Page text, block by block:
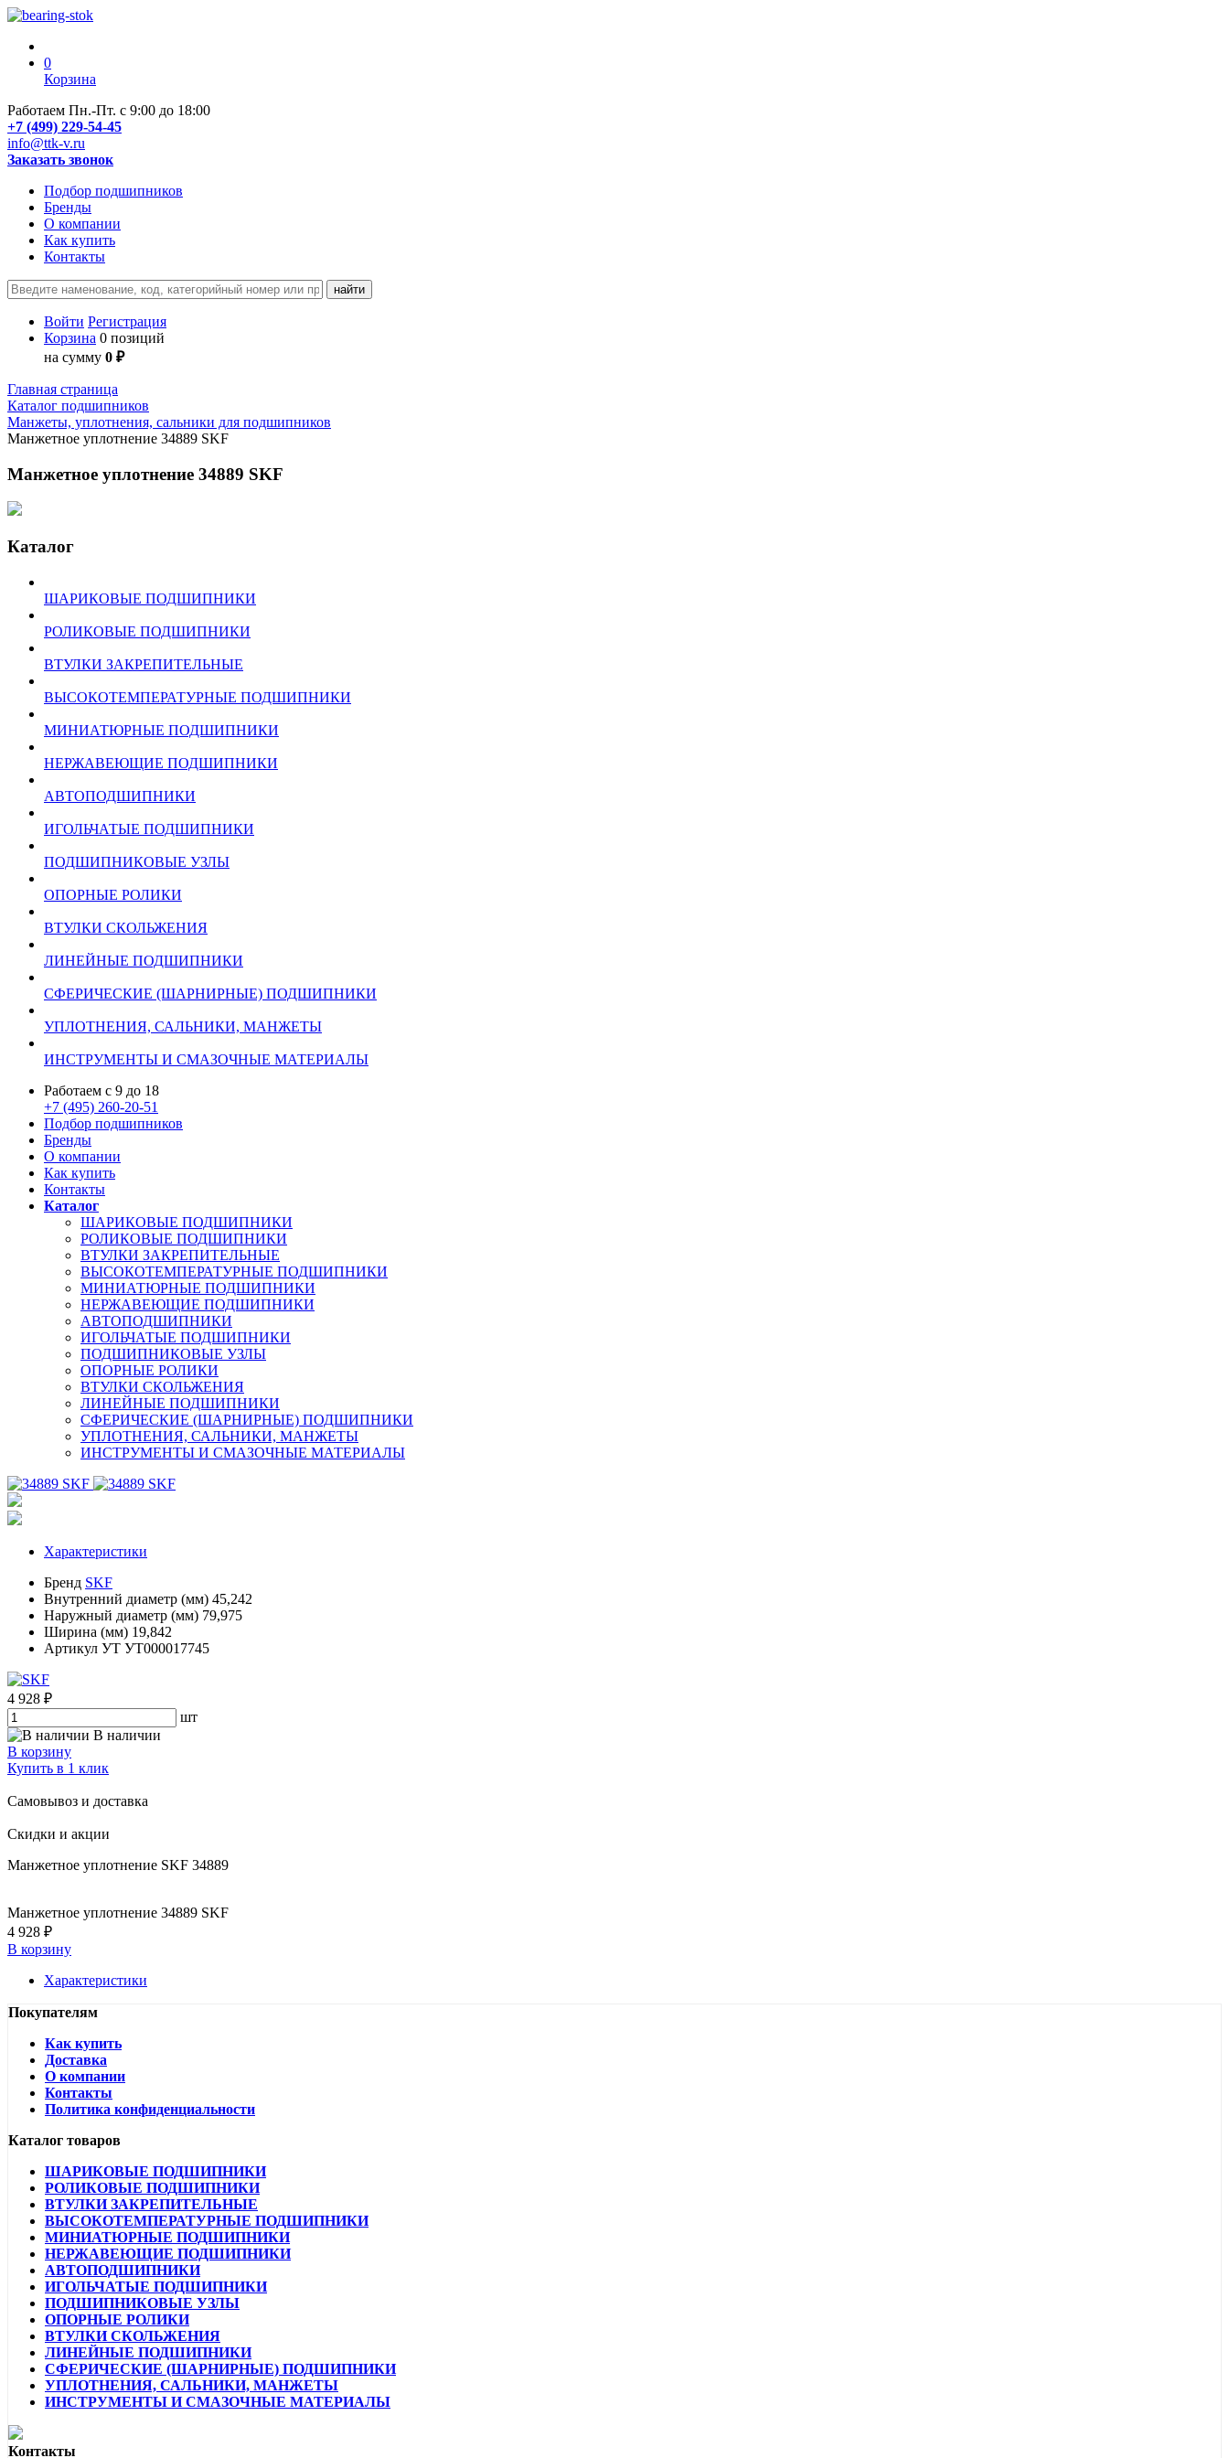
0
Корзина
Работаем Пн.-Пт. с 9:00 до 18:00
+7 (499) 229-54-45
info@ttk-v.ru
Заказать звонок
Подбор подшипников
Бренды
О компании
Как купить
Контакты
Войти Регистрация
Корзина 0 позиций
на сумму 0 ₽
Главная страница
Каталог подшипников
Манжеты, уплотнения, сальники для подшипников
Манжетное уплотнение 34889 SKF
Манжетное уплотнение 34889 SKF
Каталог
ШАРИКОВЫЕ ПОДШИПНИКИ
РОЛИКОВЫЕ ПОДШИПНИКИ
ВТУЛКИ ЗАКРЕПИТЕЛЬНЫЕ
ВЫСОКОТЕМПЕРАТУРНЫЕ ПОДШИПНИКИ
МИНИАТЮРНЫЕ ПОДШИПНИКИ
НЕРЖАВЕЮЩИЕ ПОДШИПНИКИ
АВТОПОДШИПНИКИ
ИГОЛЬЧАТЫЕ ПОДШИПНИКИ
ПОДШИПНИКОВЫЕ УЗЛЫ
ОПОРНЫЕ РОЛИКИ
ВТУЛКИ СКОЛЬЖЕНИЯ
ЛИНЕЙНЫЕ ПОДШИПНИКИ
СФЕРИЧЕСКИЕ (ШАРНИРНЫЕ) ПОДШИПНИКИ
УПЛОТНЕНИЯ, САЛЬНИКИ, МАНЖЕТЫ
ИНСТРУМЕНТЫ И СМАЗОЧНЫЕ МАТЕРИАЛЫ
Работаем с 9 до 18
+7 (495) 260-20-51
Подбор подшипников
Бренды
О компании
Как купить
Контакты
Каталог
ШАРИКОВЫЕ ПОДШИПНИКИ
РОЛИКОВЫЕ ПОДШИПНИКИ
ВТУЛКИ ЗАКРЕПИТЕЛЬНЫЕ
ВЫСОКОТЕМПЕРАТУРНЫЕ ПОДШИПНИКИ
МИНИАТЮРНЫЕ ПОДШИПНИКИ
НЕРЖАВЕЮЩИЕ ПОДШИПНИКИ
АВТОПОДШИПНИКИ
ИГОЛЬЧАТЫЕ ПОДШИПНИКИ
ПОДШИПНИКОВЫЕ УЗЛЫ
ОПОРНЫЕ РОЛИКИ
ВТУЛКИ СКОЛЬЖЕНИЯ
ЛИНЕЙНЫЕ ПОДШИПНИКИ
СФЕРИЧЕСКИЕ (ШАРНИРНЫЕ) ПОДШИПНИКИ
УПЛОТНЕНИЯ, САЛЬНИКИ, МАНЖЕТЫ
ИНСТРУМЕНТЫ И СМАЗОЧНЫЕ МАТЕРИАЛЫ
Характеристики
Бренд SKF
Внутренний диаметр (мм) 45,242
Наружный диаметр (мм) 79,975
Ширина (мм) 19,842
Артикул УТ УТ000017745
4 928 ₽
шт
В наличии
В корзину
Купить в 1 клик
Самовывоз и доставка
Скидки и акции
Манжетное уплотнение SKF 34889
Манжетное уплотнение 34889 SKF
4 928 ₽
В корзину
Характеристики
Покупателям
Как купить
Доставка
О компании
Контакты
Политика конфиденциальности
Каталог товаров
ШАРИКОВЫЕ ПОДШИПНИКИ
РОЛИКОВЫЕ ПОДШИПНИКИ
ВТУЛКИ ЗАКРЕПИТЕЛЬНЫЕ
ВЫСОКОТЕМПЕРАТУРНЫЕ ПОДШИПНИКИ
МИНИАТЮРНЫЕ ПОДШИПНИКИ
НЕРЖАВЕЮЩИЕ ПОДШИПНИКИ
АВТОПОДШИПНИКИ
ИГОЛЬЧАТЫЕ ПОДШИПНИКИ
ПОДШИПНИКОВЫЕ УЗЛЫ
ОПОРНЫЕ РОЛИКИ
ВТУЛКИ СКОЛЬЖЕНИЯ
ЛИНЕЙНЫЕ ПОДШИПНИКИ
СФЕРИЧЕСКИЕ (ШАРНИРНЫЕ) ПОДШИПНИКИ
УПЛОТНЕНИЯ, САЛЬНИКИ, МАНЖЕТЫ
ИНСТРУМЕНТЫ И СМАЗОЧНЫЕ МАТЕРИАЛЫ
Контакты